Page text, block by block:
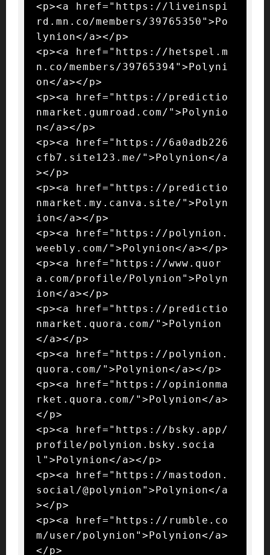
<p><a href="https://liveinspi
rd.mn.co/members/39765350">Po
lynion</a></p>
<p><a href="https://hetspel.m
n.co/members/39765394">Polyni
on</a></p>
<p><a href="https://predictio
nmarket.gumroad.com/">Polynio
n</a></p>
<p><a href="https://6a0adb226
cfb7.site123.me/">Polynion</a
></p>
<p><a href="https://predictio
nmarket.my.canva.site/">Polyn
ion</a></p>
<p><a href="https://polynion.
weebly.com/">Polynion</a></p>
<p><a href="https://www.quor
a.com/profile/Polynion">Polyn
ion</a></p>
<p><a href="https://predictio
nmarket.quora.com/">Polynion
</a></p>
<p><a href="https://polynion.
quora.com/">Polynion</a></p>
<p><a href="https://opinionma
rket.quora.com/">Polynion</a>
</p>
<p><a href="https://bsky.app/
profile/polynion.bsky.socia
l">Polynion</a></p>
<p><a href="https://mastodon.
social/@polynion">Polynion</a
></p>
<p><a href="https://rumble.co
m/user/polynion">Polynion</a>
</p>